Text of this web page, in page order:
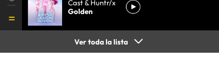
Cast & Huntr/x
Golden
Ver toda la lista